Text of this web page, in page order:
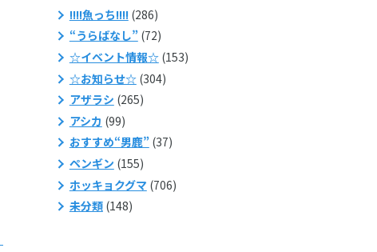
!!!!魚っち!!!!(286)
“うらばなし”(72)
☆イベント情報☆(153)
☆お知らせ☆(304)
アザラシ (265)
アシカ (99)
おすすめ“男鹿”(37)
ペンギン (155)
ホッキョクグマ (706)
未分類(148)